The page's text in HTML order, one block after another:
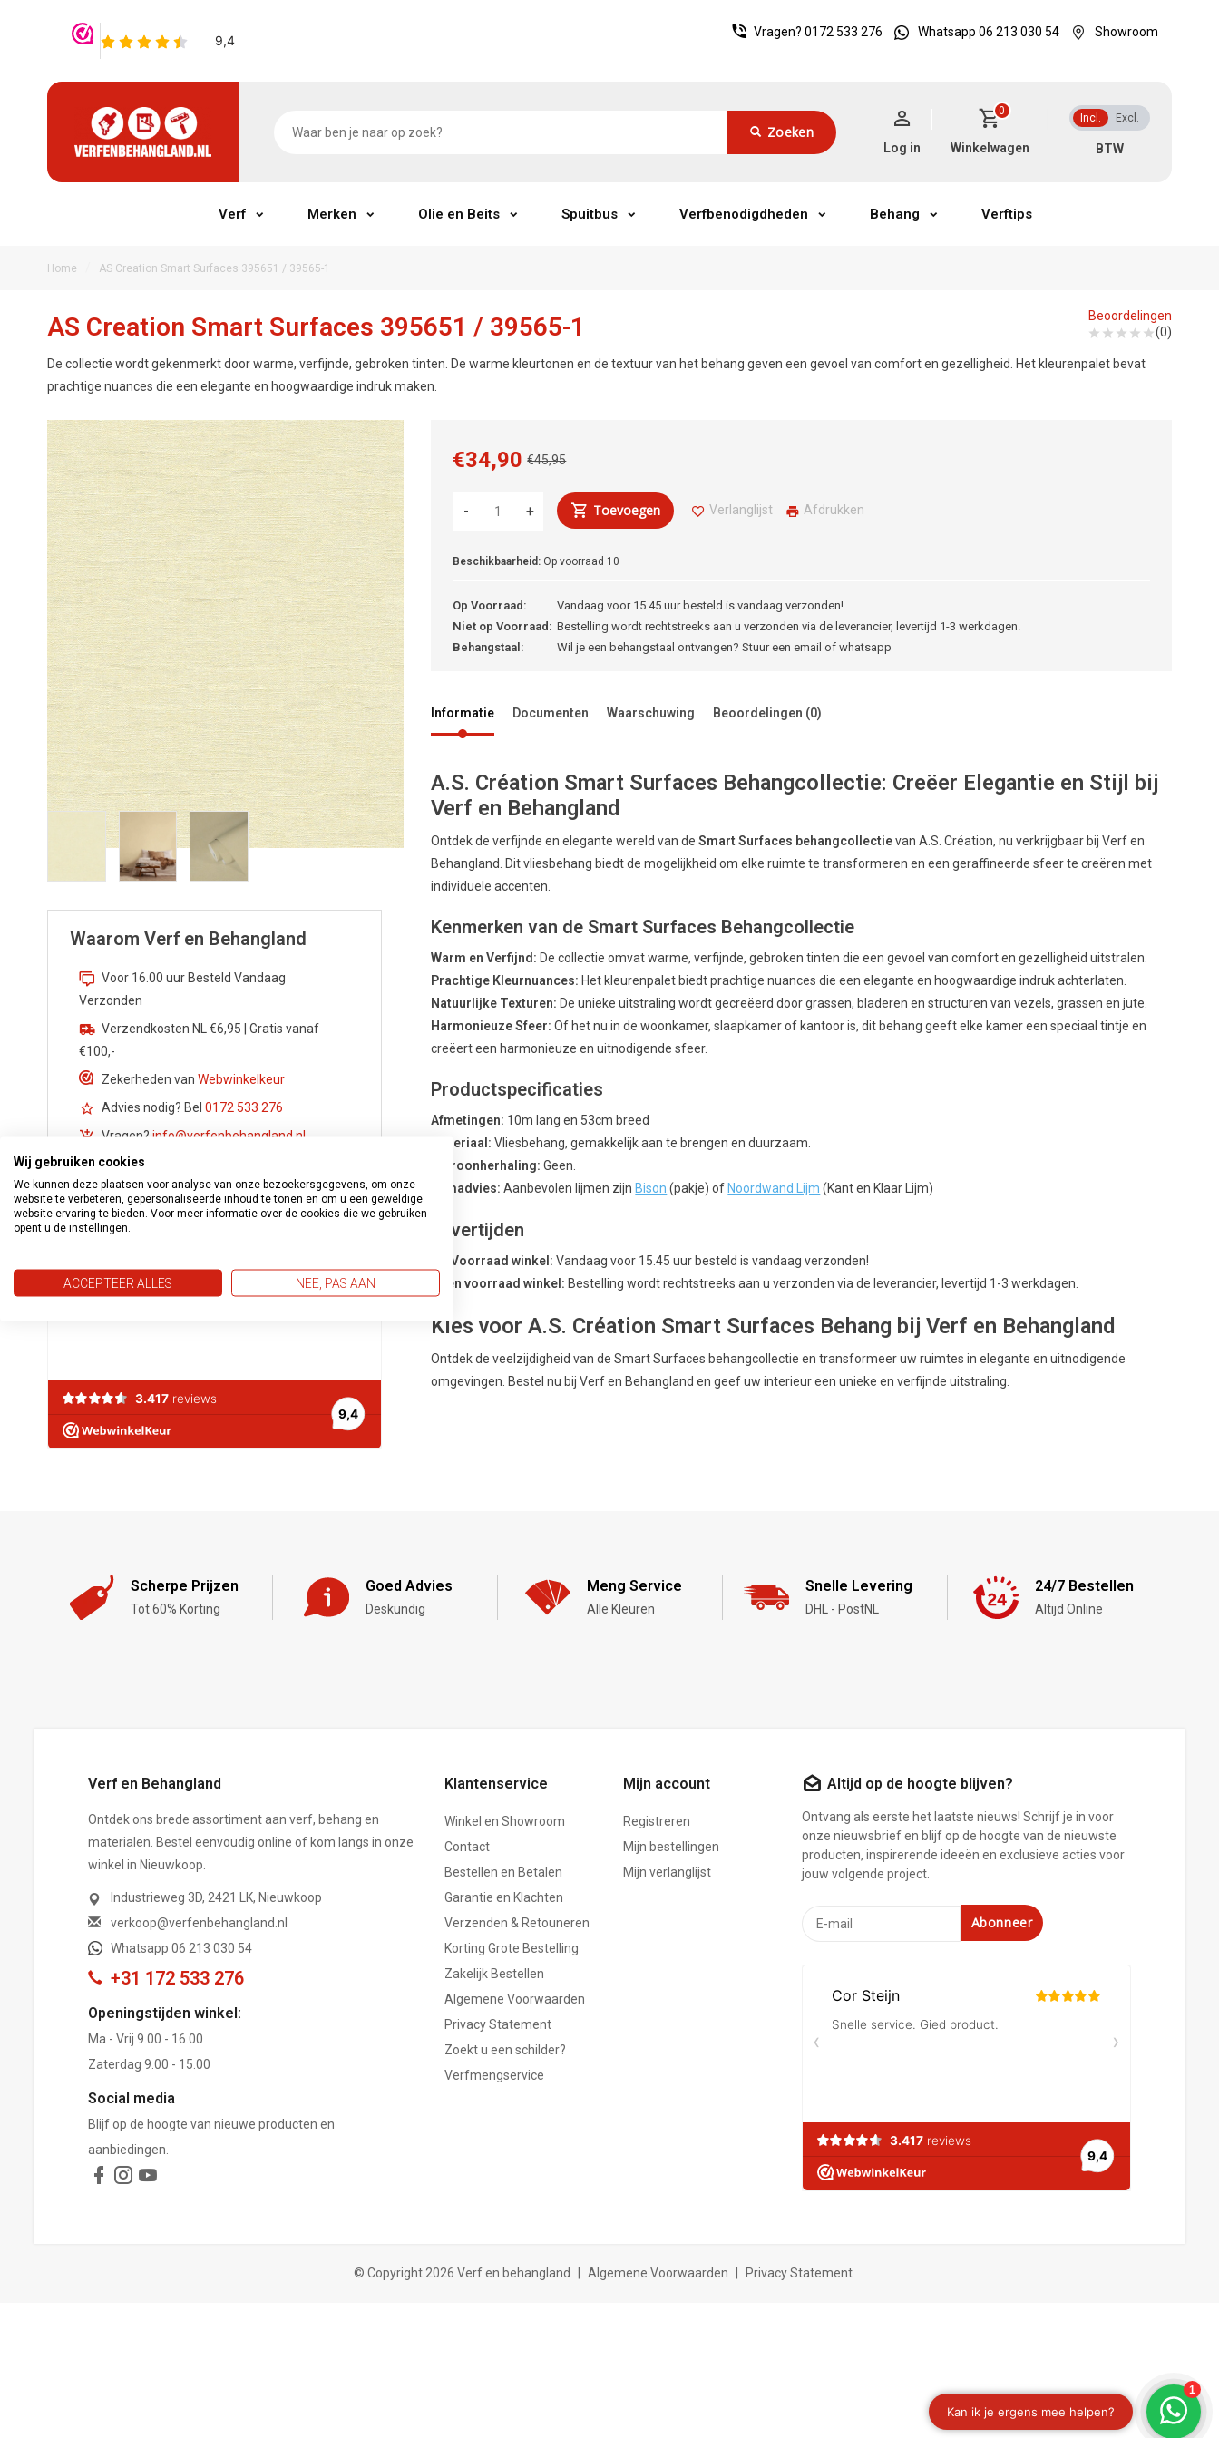
Vragen? 0172 533 276 Whatsapp 06 213 030 54 Showroom
Zoeken
Incl. Excl.
0
Winkelwagen
Log in
Verf Merken Olie en Beits Spuitbus Verfbenodigdheden Behang Verftips
Home AS Creation Smart Surfaces 395651 / 39565-1
AS Creation Smart Surfaces 395651 / 39565-1
De collectie wordt gekenmerkt door warme, verfijnde, gebroken tinten. De warme kleurtonen en de textuur van het behang geven een gevoel van comfort en gezelligheid. Het kleurenpalet bevat
prachtige nuances die een elegante en hoogwaardige indruk maken.
Beoordelingen
(0)
Waarom Verf en Behangland
Voor 16.00 uur Besteld Vandaag
Verzonden
Verzendkosten NL €6,95 | Gratis vanaf
€100,-
Zekerheden van Webwinkelkeur
Advies nodig? Bel 0172 533 276
Vragen? info@verfenbehangland.nl
Whatsapp
€45,95
€34,90
+
- Toevoegen Verlanglijst Afdrukken
Beschikbaarheid: Op voorraad 10
Op Voorraad:
Vandaag voor 15.45 uur besteld is vandaag verzonden!
Niet op Voorraad: Bestelling wordt rechtstreeks aan u verzonden via de leverancier, levertijd 1-3 werkdagen.
Behangstaal:
Wil je een behangstaal ontvangen? Stuur een email of whatsapp
Informatie Documenten Waarschuwing Beoordelingen (0)
A.S. Création Smart Surfaces Behangcollectie: Creëer Elegantie en Stijl bij
Verf en Behangland
Ontdek de verfijnde en elegante wereld van deSmart Surfaces behangcollectievan A.S. Création, nu verkrijgbaar bij Verf en
Behangland. Dit vliesbehang biedt de mogelijkheid om elke ruimte te transformeren en een geraffineerde sfeer te creëren met
individuele accenten.
Kenmerken van de Smart Surfaces Behangcollectie
Warm en Verfijnd: De collectie omvat warme, verfijnde, gebroken tinten die een gevoel van comfort en gezelligheid uitstralen.
Prachtige Kleurnuances: Het kleurenpalet biedt prachtige nuances die een elegante en hoogwaardige indruk achterlaten.
Natuurlijke Texturen: De unieke uitstraling wordt gecreëerd door grassen, bladeren en structuren van vezels, grassen en jute.
Harmonieuze Sfeer: Of het nu in de woonkamer, slaapkamer of kantoor is, dit behang geeft elke kamer een speciaal tintje en
creëert een harmonieuze en uitnodigende sfeer.
Productspecificaties
Afmetingen: 10m lang en 53cm breed
Materiaal: Vliesbehang, gemakkelijk aan te brengen en duurzaam.
Patroonherhaling: Geen.
Lijmadvies: Aanbevolen lijmen zijn Bison (pakje) of Noordwand Lijm (Kant en Klaar Lijm)
Levertijden
Uit Voorraad winkel: Vandaag voor 15.45 uur besteld is vandaag verzonden!
Geen voorraad winkel: Bestelling wordt rechtstreeks aan u verzonden via de leverancier, levertijd 1-3 werkdagen.
Kies voor A.S. Création Smart Surfaces Behang bij Verf en Behangland
Ontdek de veelzijdigheid van de Smart Surfaces behangcollectie en transformeer uw ruimtes in elegante en uitnodigende
omgevingen. Bestel nu bij Verf en Behangland en geef uw interieur een unieke en verfijnde uitstraling.
Scherpe Prijzen
Tot 60% Korting
Goed Advies
Deskundig
Meng Service
Alle Kleuren
Snelle Levering
DHL - PostNL
24/7 Bestellen
Altijd Online
Verf en Behangland
Ontdek ons brede assortiment aan verf, behang en
materialen. Bestel eenvoudig online of kom langs in onze
winkel in Nieuwkoop.
Industrieweg 3D, 2421 LK, Nieuwkoop
verkoop@verfenbehangland.nl
Whatsapp 06 213 030 54
+31 172 533 276
Openingstijden winkel:
Ma - Vrij 9.00 - 16.00
Zaterdag 9.00 - 15.00
Social media
Blijf op de hoogte van nieuwe producten en
aanbiedingen.
Klantenservice
Winkel en Showroom
Contact
Bestellen en Betalen
Garantie en Klachten
Verzenden & Retouneren
Korting Grote Bestelling
Zakelijk Bestellen
Algemene Voorwaarden
Privacy Statement
Zoekt u een schilder?
Verfmengservice
Mijn account
Registreren
Mijn bestellingen
Mijn verlanglijst
Altijd op de hoogte blijven?
Ontvang als eerste het laatste nieuws! Schrijf je in voor
onze nieuwsbrief en blijf op de hoogte van de nieuwste
producten, inspirerende ideeën en exclusieve acties voor
jouw volgende project.
Abonneer
© Copyright 2026 Verf en behangland Algemene Voorwaarden Privacy Statement
Wij gebruiken cookies
We kunnen deze plaatsen voor analyse van onze bezoekersgegevens, om onze
website te verbeteren, gepersonaliseerde inhoud te tonen en om u een geweldige
website-ervaring te bieden. Voor meer informatie over de cookies die we gebruiken
opent u de instellingen.
ACCEPTEER ALLES NEE, PAS AAN